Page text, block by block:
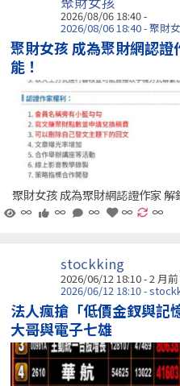
2026/08/06 18:40 -
2026/08/06 18:40 - 聚財
聚財女孩 成為聚財網認
能！
聚財女孩 成為聚財網認證作家 解
∞
∞ ∞ ∞ ∞
stockking
2026/06/12 18:10 - 2 月前
2026/06/12 18:10 -
法人瘋搶「低價金釵與記
大哥與電子七雄